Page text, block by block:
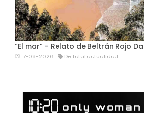
“El mar” - Relato de Beltrán Rojo
7-08-2026 De total actualidad